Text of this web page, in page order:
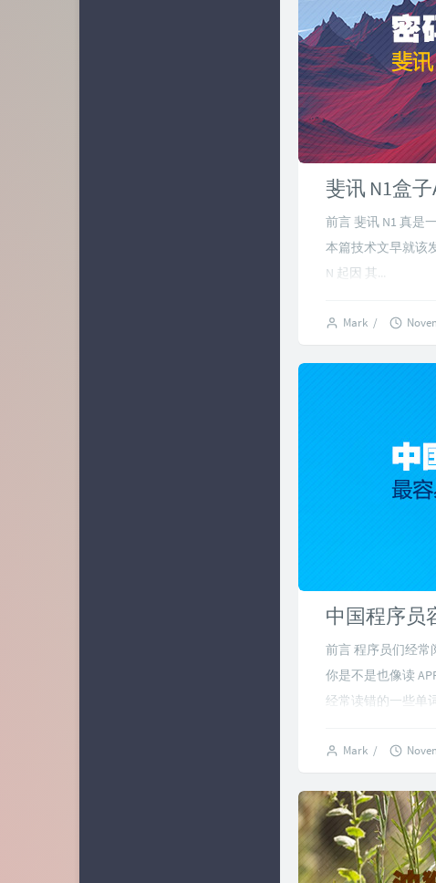
斐讯 N1盒
前言 斐讯 N1 真是
本篇技术文早就该
N 起因 其...
Mark /
中国程序员
前言 程序员们经常
你是不是也像读
经常读错的一些单词
Mark /